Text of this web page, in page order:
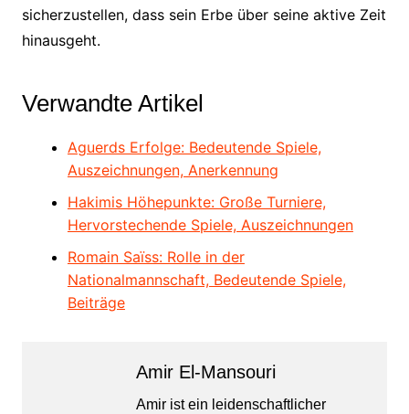
sicherzustellen, dass sein Erbe über seine aktive Zeit
hinausgeht.
Verwandte Artikel
Aguerds Erfolge: Bedeutende Spiele,
Auszeichnungen, Anerkennung
Hakimis Höhepunkte: Große Turniere,
Hervorstechende Spiele, Auszeichnungen
Romain Saïss: Rolle in der
Nationalmannschaft, Bedeutende Spiele,
Beiträge
Amir El-Mansouri
Amir ist ein leidenschaftlicher